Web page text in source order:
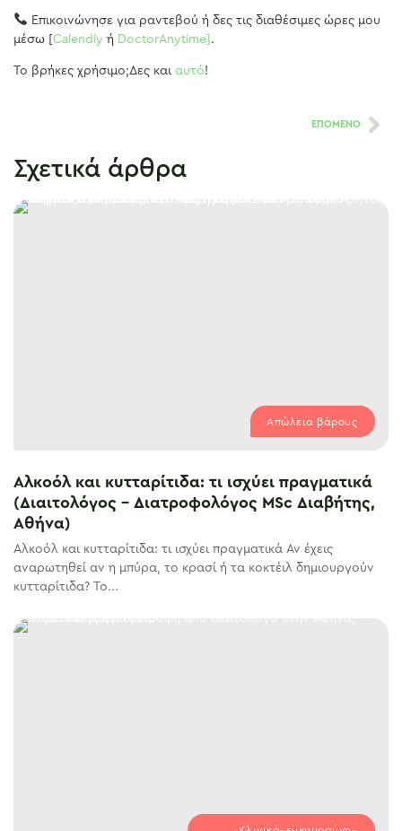
Επικοινώνησε για ραντεβού ή δες τις διαθέσιμες ώρες μου
μέσω [Calendly ή DoctorAnytime] .
Το βρήκες χρήσιμο;Δες και αυτό!
ΕΠΟΜΕΝΟ
Σχετικά άρθρα
Απώλεια βάρους
Αλκοόλ και κυτταρίτιδα: τι ισχύει πραγματικά
(Διαιτολόγος – Διατροφολόγος MSc Διαβήτης,
Αθήνα)
Αλκοόλ και κυτταρίτιδα: τι ισχύει πραγματικά Αν έχεις
αναρωτηθεί αν η μπύρα, το κρασί ή τα κοκτέιλ δημιουργούν
κυτταρίτιδα? Το...